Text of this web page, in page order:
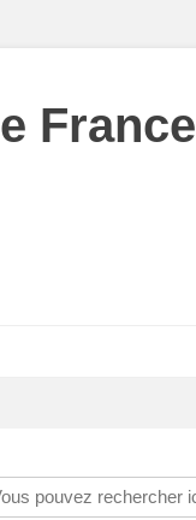
France
: